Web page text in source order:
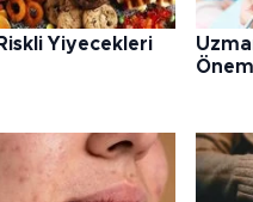
Yiyecekleri